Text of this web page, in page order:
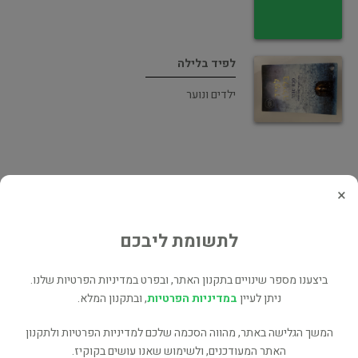
לפיד בלילה
ילדים ונוער
מתח ופעולה
×
לתשומת ליבכם
ביצענו מספר שינויים בתקנון האתר, ובפרט במדיניות הפרטיות שלנו.
ניתן לעייןבמדיניות הפרטיות, ובתקנון המלא.
המשך הגלישה באתר, מהווה הסכמה שלכם למדיניות הפרטיות ולתקנון
האתר המעודכנים, ולשימוש שאנו עושים בקוקיז.